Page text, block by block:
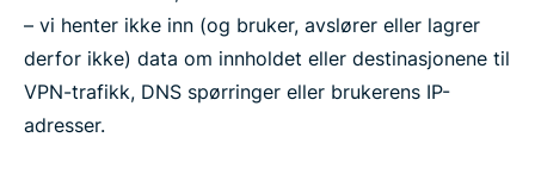
– vi henter ikke inn (og bruker, avslører eller lagrer
derfor ikke) data om innholdet eller destinasjonene til
VPN-trafikk, DNS spørringer eller brukerens IP-
adresser.